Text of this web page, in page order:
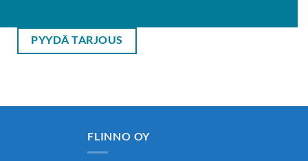
PYYDÄ TARJOUS
FLINNO OY